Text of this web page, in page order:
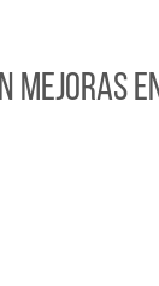
mejoras